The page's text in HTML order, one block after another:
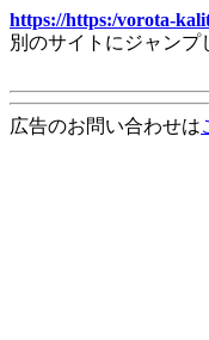
https://https:/vorota-
別のサイトにジャン
広告のお問い合わせは